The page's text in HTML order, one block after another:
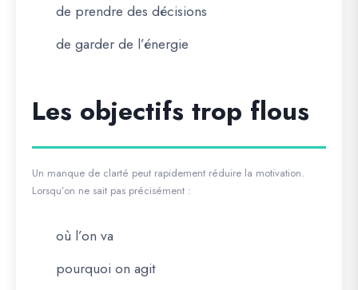
de prendre des décisions
de garder de l’énergie
Les objectifs trop flous
Un manque de clarté peut rapidement réduire la motivation.
Lorsqu’on ne sait pas précisément :
où l’on va
pourquoi on agit